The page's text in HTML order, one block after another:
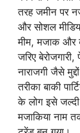
तरह जमीन पर
और सोशल
मीम, मजाक और
जरिए
नाराजगी जैसे
तरीका बाकी
के लोग इसे
मजाकिया नाम